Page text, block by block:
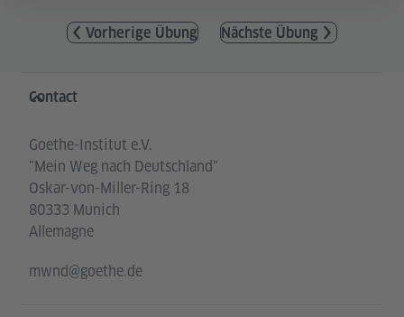
Vorherige Übung Nächste Übung
Service- und Informationsbereich
Contact
Goethe-Institut e.V.
"Mein Weg nach Deutschland"
Oskar-von-Miller-Ring 18
80333 Munich
Allemagne
mwnd@goethe.de